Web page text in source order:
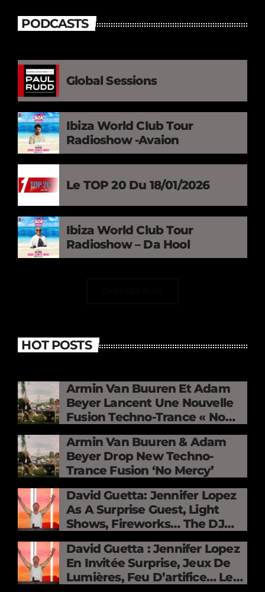
PODCASTS
Global Sessions
Ibiza World Club Tour
Radioshow -Avaion
Le TOP 20 Du 18/01/2026
Ibiza World Club Tour
Radioshow – Da Hool
HOT POSTS
Armin Van Buuren Et Adam
Beyer Lancent Une Nouvelle
Fusion Techno-Trance « No
Armin Van Buuren & Adam
Beyer Drop New Techno-
Trance Fusion ‘No Mercy’
David Guetta: Jennifer Lopez
As A Surprise Guest, Light
Shows, Fireworks… The DJ
France
David Guetta : Jennifer Lopez
En Invitée Surprise, Jeux De
Lumières, Feu D’artifice… Le